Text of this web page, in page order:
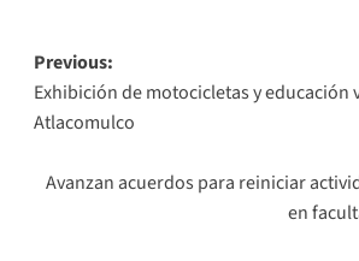
Post
navigation
Previous:
Exhibición de motocicletas y educación
Atlacomulco
Avanzan acuerdos para reiniciar
en